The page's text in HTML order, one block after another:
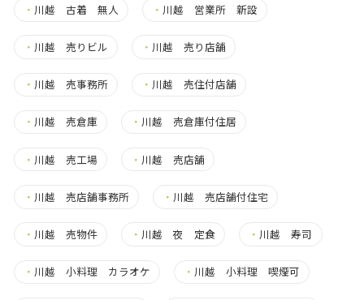
・ 川越 古着 無人 ・ 川越 営業所 新設
・ 川越 売りビル ・ 川越 売り店舗
・ 川越 売事務所 ・ 川越 売住付店舗
・ 川越 売倉庫 ・ 川越 売倉庫付住居
・ 川越 売工場 ・ 川越 売店舗
・ 川越 売店舗事務所 ・ 川越 売店舗付住宅
・ 川越 売物件 ・ 川越 夜 定食 ・ 川越 寿司
・ 川越 小料理 カラオケ ・ 川越 小料理 喫煙可